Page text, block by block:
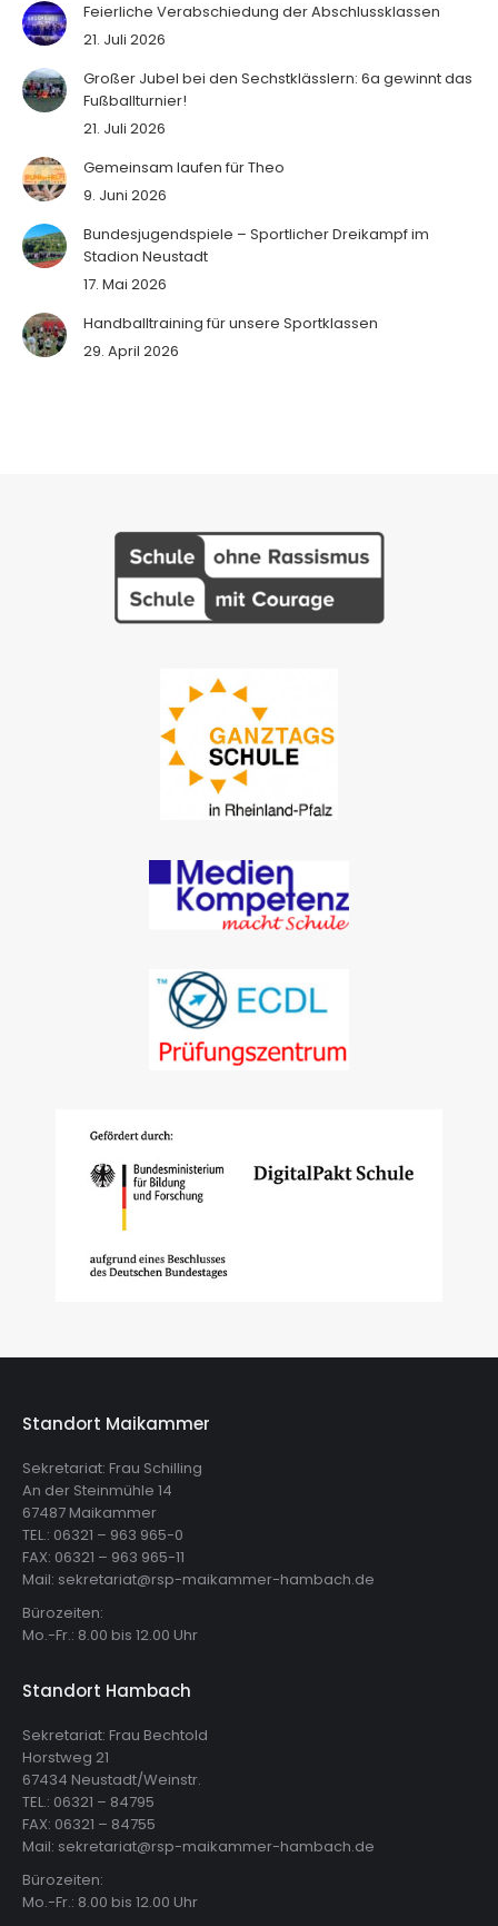
Feierliche Verabschiedung der Abschlussklassen
21. Juli 2026
Großer Jubel bei den Sechstklässlern: 6a gewinnt das
Fußballturnier!
21. Juli 2026
Gemeinsam laufen für Theo
9. Juni 2026
Bundesjugendspiele – Sportlicher Dreikampf im
Stadion Neustadt
17. Mai 2026
Handballtraining für unsere Sportklassen
29. April 2026
Standort Maikammer
Sekretariat: Frau Schilling
An der Steinmühle 14
67487 Maikammer
TEL.: 06321 – 963 965-0
FAX: 06321 – 963 965-11
Mail: sekretariat@rsp-maikammer-hambach.de
Bürozeiten:
Mo.-Fr.: 8.00 bis 12.00 Uhr
Standort Hambach
Sekretariat: Frau Bechtold
Horstweg 21
67434 Neustadt/Weinstr.
TEL.: 06321 – 84795
FAX: 06321 – 84755
Mail: sekretariat@rsp-maikammer-hambach.de
Bürozeiten:
Mo.-Fr.: 8.00 bis 12.00 Uhr